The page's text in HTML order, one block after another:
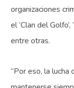
organizaciones
el ‘Clan del
entre otras.
“Por eso, la lucha